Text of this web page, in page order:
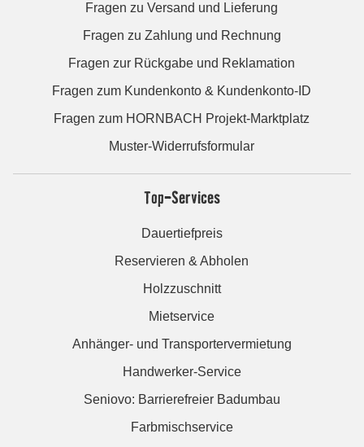
Fragen zu Versand und Lieferung
Fragen zu Zahlung und Rechnung
Fragen zur Rückgabe und Reklamation
Fragen zum Kundenkonto & Kundenkonto-ID
Fragen zum HORNBACH Projekt-Marktplatz
Muster-Widerrufsformular
Top-Services
Dauertiefpreis
Reservieren & Abholen
Holzzuschnitt
Mietservice
Anhänger- und Transportervermietung
Handwerker-Service
Seniovo: Barrierefreier Badumbau
Farbmischservice